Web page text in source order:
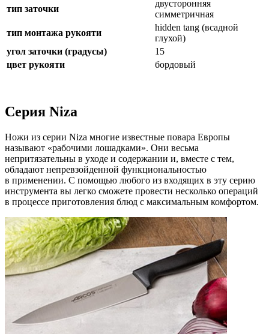
тип заточки
двусторонняя
симметричная
тип монтажа рукояти
hidden tang (всадной
глухой)
угол заточки (градусы)
15
цвет рукояти
бордовый
Серия Niza
Ножи из серии Niza многие известные повара Европы
называют «рабочими лошадками». Они весьма
непритязательны в уходе и содержании и, вместе с тем,
обладают непревзойденной функциональностью
в применении. С помощью любого из входящих в эту серию
инструмента вы легко сможете провести несколько операций
в процессе приготовления блюд с максимальным комфортом.